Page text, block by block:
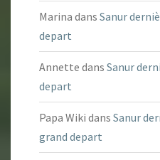
Marina dans Sanur
depart
Annette dans Sanur
depart
Papa Wiki dans Sanur
grand depart